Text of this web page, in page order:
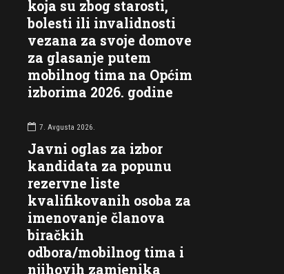
koja su zbog starosti,
bolesti ili invalidnosti
vezana za svoje domove
za glasanje putem
mobilnog tima na Općim
izborima 2026. godine
7. Avgusta 2026.
Javni oglas za izbor
kandidata za popunu
rezervne liste
kvalifikovanih osoba za
imenovanje članova
biračkih
odbora/mobilnog tima i
njihovih zamjenika